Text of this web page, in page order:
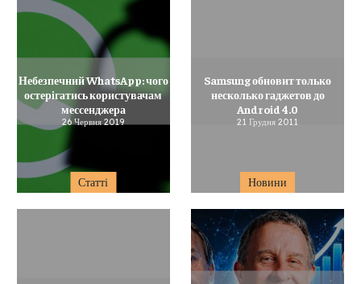
Статті
Небезпечний WhatsApp: чого
остерігатись користувачам
мессенджера
26 Червня 2019
Новини
Samsung обновит только
несколько гаджетов до
Android 4.0
21 Грудня 2011